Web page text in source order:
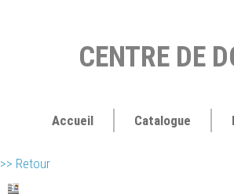
CENTRE DE
Accueil Catalogue
>> Retour